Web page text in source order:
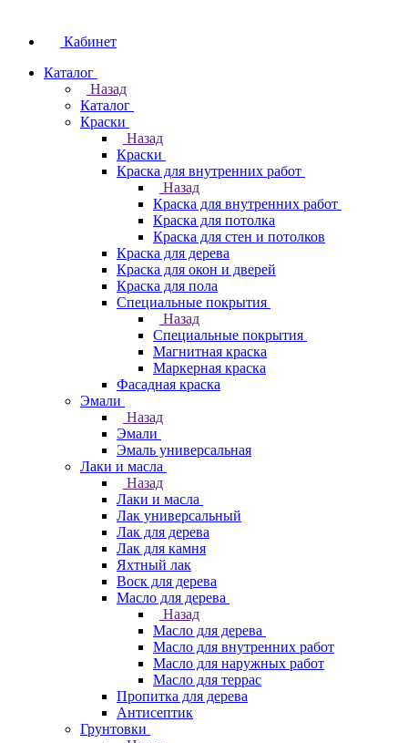
Кабинет
Каталог
Назад
Каталог
Краски
Назад
Краски
Краска для внутренних работ
Назад
Краска для внутренних работ
Краска для потолка
Краска для стен и потолков
Краска для дерева
Краска для окон и дверей
Краска для пола
Специальные покрытия
Назад
Специальные покрытия
Магнитная краска
Маркерная краска
Фасадная краска
Эмали
Назад
Эмали
Эмаль универсальная
Лаки и масла
Назад
Лаки и масла
Лак универсальный
Лак для дерева
Лак для камня
Яхтный лак
Воск для дерева
Масло для дерева
Назад
Масло для дерева
Масло для внутренних работ
Масло для наружных работ
Масло для террас
Пропитка для дерева
Антисептик
Грунтовки